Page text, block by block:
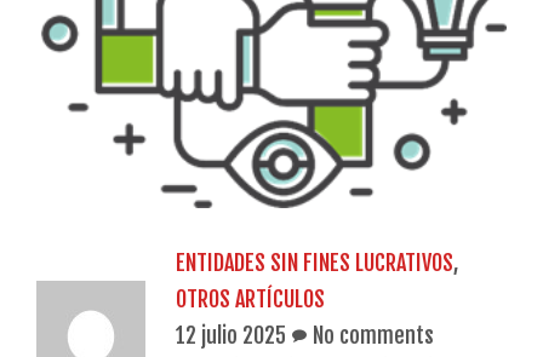
ENTIDADES SIN FINES LUCRATIVOS,
OTROS ARTÍCULOS
12 julio 2025
No comments